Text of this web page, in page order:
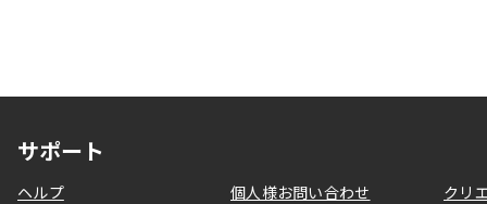
サポート
ヘルプ 個人様お問い合わせ クリ